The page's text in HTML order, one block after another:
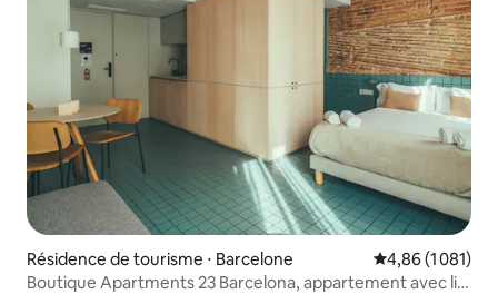
Résidence de tourisme ⋅ Barcelone Évaluation
4,86 (1 081)
Boutique Apartments 23 Barcelona, appartement avec lit